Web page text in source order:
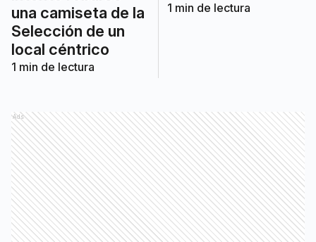
una camiseta de la
Selección de un
local céntrico
1 min de lectura
1 min de lectura
Ads